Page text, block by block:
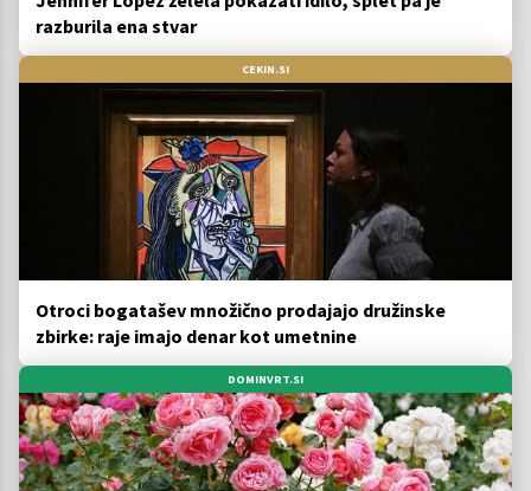
razburila ena stvar
CEKIN.SI
Otroci bogatašev množično prodajajo družinske
zbirke: raje imajo denar kot umetnine
DOMINVRT.SI